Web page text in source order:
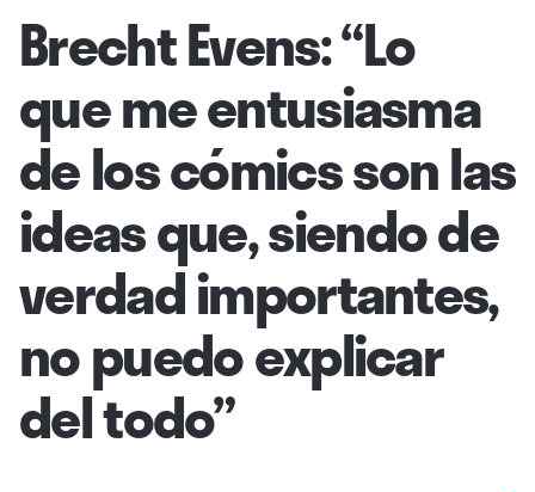
Brecht Evens: “Lo
que me entusiasma
de los cómics son las
ideas que, siendo de
verdad importantes,
no puedo explicar
del todo”